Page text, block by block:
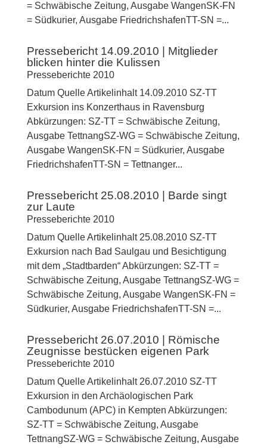
= Schwäbische Zeitung, Ausgabe WangenSK-FN
= Südkurier, Ausgabe FriedrichshafenTT-SN =...
Pressebericht 14.09.2010 | Mitglieder
blicken hinter die Kulissen
Presseberichte 2010
Datum Quelle Artikelinhalt 14.09.2010 SZ-TT
Exkursion ins Konzerthaus in Ravensburg
Abkürzungen: SZ-TT = Schwäbische Zeitung,
Ausgabe TettnangSZ-WG = Schwäbische Zeitung,
Ausgabe WangenSK-FN = Südkurier, Ausgabe
FriedrichshafenTT-SN = Tettnanger...
Pressebericht 25.08.2010 | Barde singt
zur Laute
Presseberichte 2010
Datum Quelle Artikelinhalt 25.08.2010 SZ-TT
Exkursion nach Bad Saulgau und Besichtigung
mit dem „Stadtbarden“ Abkürzungen: SZ-TT =
Schwäbische Zeitung, Ausgabe TettnangSZ-WG =
Schwäbische Zeitung, Ausgabe WangenSK-FN =
Südkurier, Ausgabe FriedrichshafenTT-SN =...
Pressebericht 26.07.2010 | Römische
Zeugnisse bestücken eigenen Park
Presseberichte 2010
Datum Quelle Artikelinhalt 26.07.2010 SZ-TT
Exkursion in den Archäologischen Park
Cambodunum (APC) in Kempten Abkürzungen:
SZ-TT = Schwäbische Zeitung, Ausgabe
TettnangSZ-WG = Schwäbische Zeitung, Ausgabe